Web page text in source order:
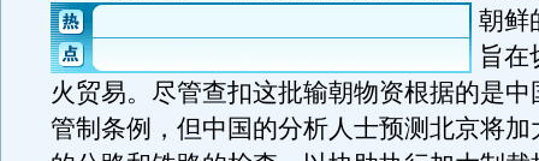
朝鲜
旨在
火贸易。尽管查扣这批输朝物资根据的是
管制条例，但中国的分析人士预测北京将加